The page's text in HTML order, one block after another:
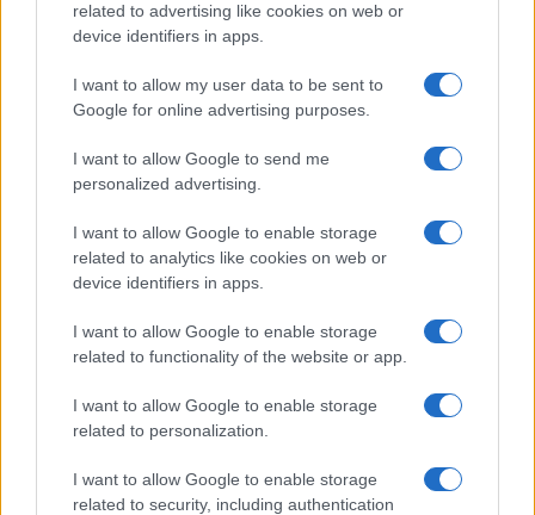
related to advertising like cookies on web or
device identifiers in apps.
I want to allow my user data to be sent to
Google for online advertising purposes.
I want to allow Google to send me
personalized advertising.
I want to allow Google to enable storage
related to analytics like cookies on web or
device identifiers in apps.
I want to allow Google to enable storage
related to functionality of the website or app.
I want to allow Google to enable storage
related to personalization.
I want to allow Google to enable storage
related to security, including authentication
insomma la ricerca a tutti i costi di una bella
preda e di un responsabile oggettivo di un
malaffare, riporta appunto alla giustizia, spesso
Nicola Porro, Il Giornale 20 settembre 2018
#GIUSTIZIA #TANGENTI